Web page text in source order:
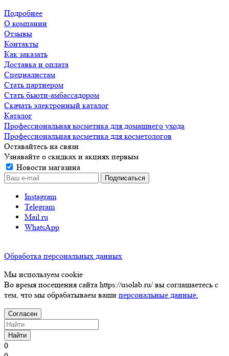
Подробнее
О компании
Отзывы
Контакты
Как заказать
Доставка и оплата
Специалистам
Стать партнером
Стать бьюти-амбассадором
Скачать электронный каталог
Каталог
Профессиональная косметика для домашнего ухода
Профессиональная косметика для косметологов
Оставайтесь на связи
Узнавайте о скидках и акциях первым
Новости магазина
Instagram
Telegram
Mail.ru
WhatsApp
Обработка персональных данных
Мы используем cookie
Во время посещения сайта https://usolab.ru/ вы соглашаетесь с
тем, что мы обрабатываем ваши персональные данные.
Согласен
Найти
0